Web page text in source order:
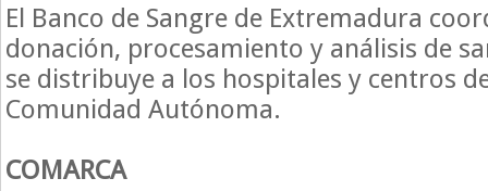
El Banco de Sangre de Extremadura
donación, procesamiento y análisis de
se distribuye a los hospitales y centros
Comunidad Autónoma.
COMARCA